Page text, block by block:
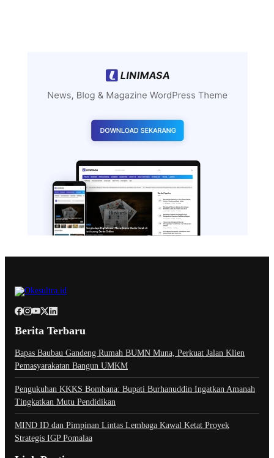
Berita Terbaru
Bapas Baubau Gandeng Rumah BUMN Muna, Perkuat Jalan Klien
Pemasyarakatan Bangun UMKM
Pengukuhan KKKS Bombana: Bupati Burhanuddin Ingatkan Amanah
Tingkatkan Mutu Pendidikan
MIND ID dan Pimpinan Lintas Lembaga Kawal Ketat Proyek
Strategis IGP Pomalaa